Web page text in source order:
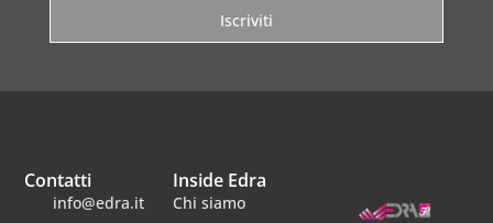
Iscriviti
Inside Edra
Chi siamo
Contatti
info@edra.it